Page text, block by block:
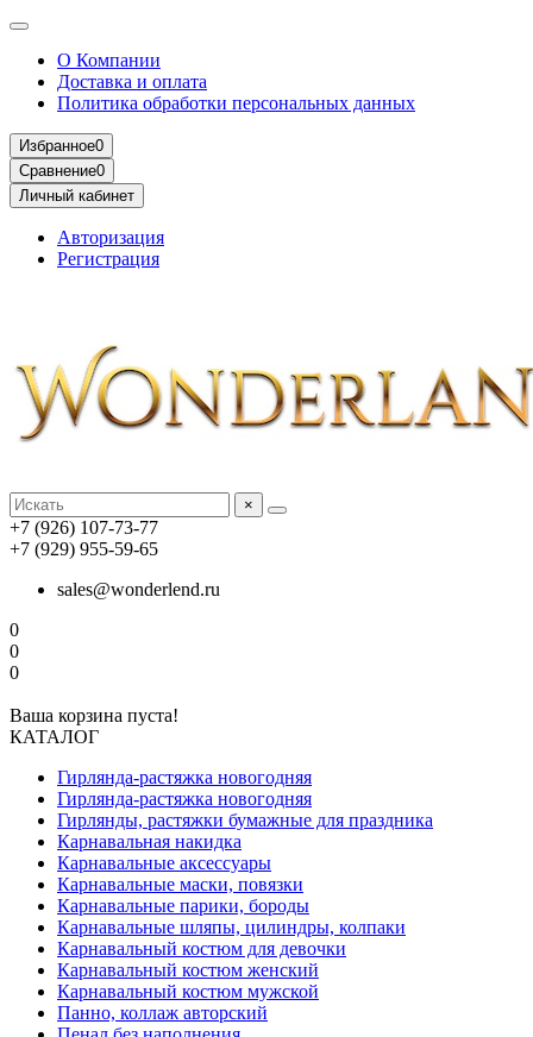
О Компании
Доставка и оплата
Политика обработки персональных данных
Избранное0
Сравнение0
Личный кабинет
Авторизация
Регистрация
×
+7 (926) 107-73-77
+7 (929) 955-59-65
sales@wonderlend.ru
0
0
0
Ваша корзина пуста!
КАТАЛОГ
Гирлянда-растяжка новогодняя
Гирлянда-растяжка новогодняя
Гирлянды, растяжки бумажные для праздника
Карнавальная накидка
Карнавальные аксессуары
Карнавальные маски, повязки
Карнавальные парики, бороды
Карнавальные шляпы, цилиндры, колпаки
Карнавальный костюм для девочки
Карнавальный костюм женский
Карнавальный костюм мужской
Панно, коллаж авторский